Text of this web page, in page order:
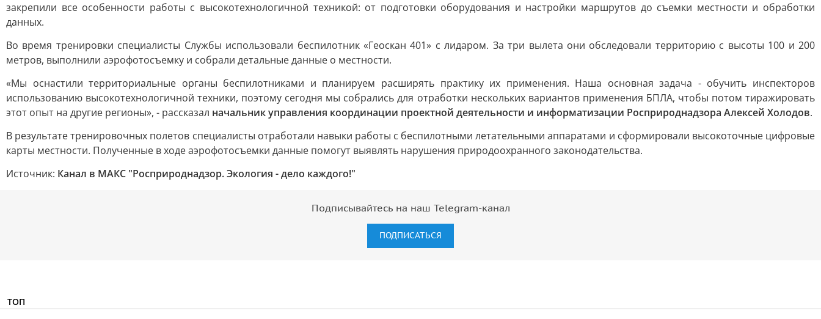
закрепили все особенности работы с высокотехнологичной техникой: от подготовки оборудования и настройки маршрутов до съемки местности и обработки
данных.
Во время тренировки специалисты Службы использовали беспилотник «Геоскан 401» с лидаром. За три вылета они обследовали территорию с высоты 100 и 200
метров, выполнили аэрофотосъемку и собрали детальные данные о местности.
«Мы оснастили территориальные органы беспилотниками и планируем расширять практику их применения. Наша основная задача - обучить инспекторов
использованию высокотехнологичной техники, поэтому сегодня мы собрались для отработки нескольких вариантов применения БПЛА, чтобы потом тиражировать
этот опыт на другие регионы», - рассказал начальник управления координации проектной деятельности и информатизации Росприроднадзора Алексей Холодов.
В результате тренировочных полетов специалисты отработали навыки работы с беспилотными летательными аппаратами и сформировали высокоточные цифровые
карты местности. Полученные в ходе аэрофотосъемки данные помогут выявлять нарушения природоохранного законодательства.
Источник: Канал в МАКС "Росприроднадзор. Экология - дело каждого!"
Подписывайтесь на наш Telegram-канал
ПОДПИСАТЬСЯ
ТОП